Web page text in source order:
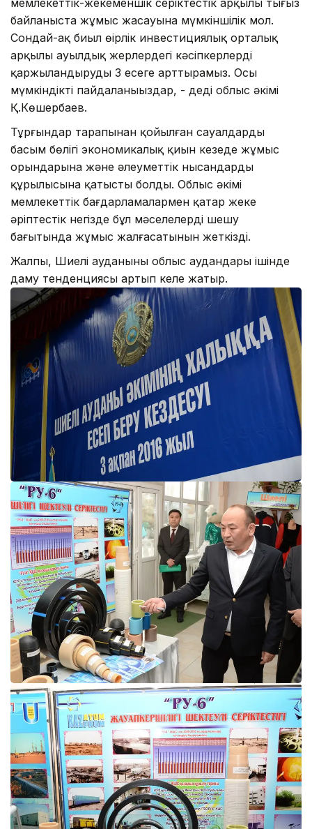
байланыста жұмыс жасауына мүмкіншілік мол.
Сондай-ақ биыл өңірлік инвестициялық орталық
арқылы ауылдық жерлердегі кәсіпкерлерді
қаржыландыруды 3 есеге арттырамыз. Осы
мүмкіндікті пайдаланыңыздар, - деді облыс әкімі
Қ.Көшербаев.
Тұрғындар тарапынан қойылған сауалдардың
басым бөлігі экономикалық қиын кезеңде жұмыс
орындарына және әлеуметтік нысандардың
құрылысына қатысты болды. Облыс әкімі
мемлекеттік бағдарламалармен қатар жеке
әріптестік негізде бұл мәселелерді шешу
бағытында жұмыс жалғасатынын жеткізді.
Жалпы, Шиелі ауданының облыс аудандары ішінде
даму тенденциясы артып келе жатыр.